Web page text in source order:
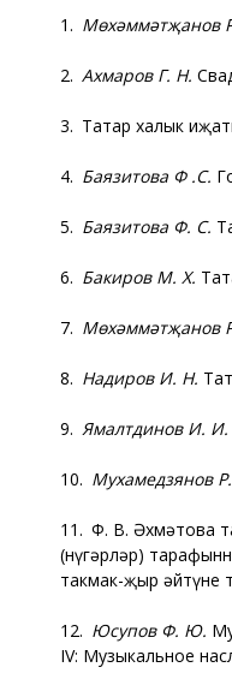
1. Мөхәммәтҗанов
2. Ахмаров Г. Н.
3. Татар халык
4. Баязитова Ф .С.
5. Баязитова Ф. С.
6. Бакиров М. Х.
7. Мөхәммәтҗанов
8. Надиров И. Н.
9. Ямалтдинов И. И.
10. Мухамедзянов
11. Ф. В. Әхмәтова
(нүгәрләр)
такмак-җыр әйтүне
12. Юсупов Ф. Ю.
IV: Музыкальное